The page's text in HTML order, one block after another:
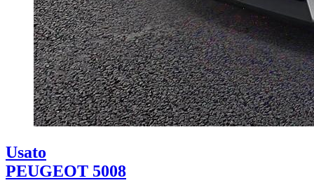
Usato
PEUGEOT 5008